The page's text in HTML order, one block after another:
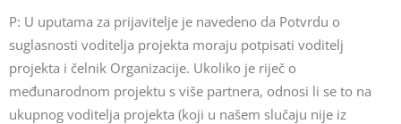
P: U uputama za prijavitelje je navedeno da Potvrdu o
suglasnosti voditelja projekta moraju potpisati voditelj
projekta i čelnik Organizacije. Ukoliko je riječ o
međunarodnom projektu s više partnera, odnosi li se to na
ukupnog voditelja projekta (koji u našem slučaju nije iz